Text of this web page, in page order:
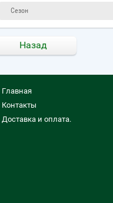
Сезон
Назад
Главная
Контакты
Доставка и оплата.